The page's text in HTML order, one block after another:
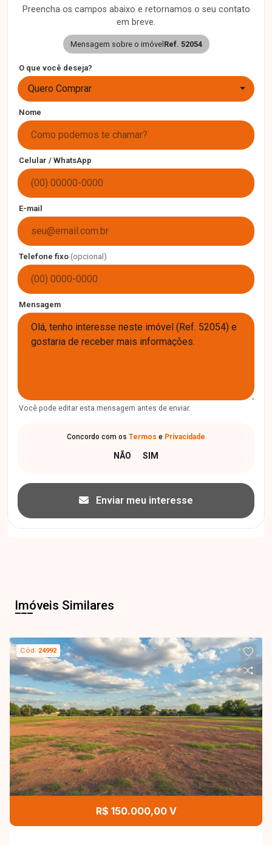
Preencha os campos abaixo e retornamos o seu contato
em breve.
Mensagem sobre o imóvel Ref. 52054
O que você deseja?
Quero Comprar
Nome
Celular / WhatsApp
E-mail
Telefone fixo (opcional)
Mensagem
Você pode editar esta mensagem antes de enviar.
Concordo com os Termos e Privacidade
Enviar meu interesse
Imóveis Similares
Cód. 24992
R$ 150.000,00 V